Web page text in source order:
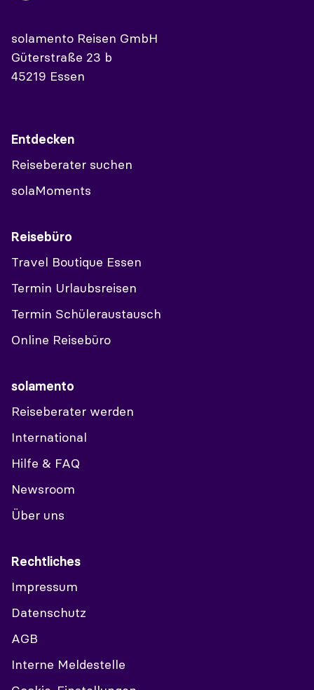
solamento Reisen GmbH
Güterstraße 23 b
45219 Essen
Entdecken
Reiseberater suchen
solaMoments
Reisebüro
Travel Boutique Essen
Termin Urlaubsreisen
Termin Schüleraustausch
Online Reisebüro
solamento
Reiseberater werden
International
Hilfe & FAQ
Newsroom
Über uns
Rechtliches
Impressum
Datenschutz
AGB
Interne Meldestelle